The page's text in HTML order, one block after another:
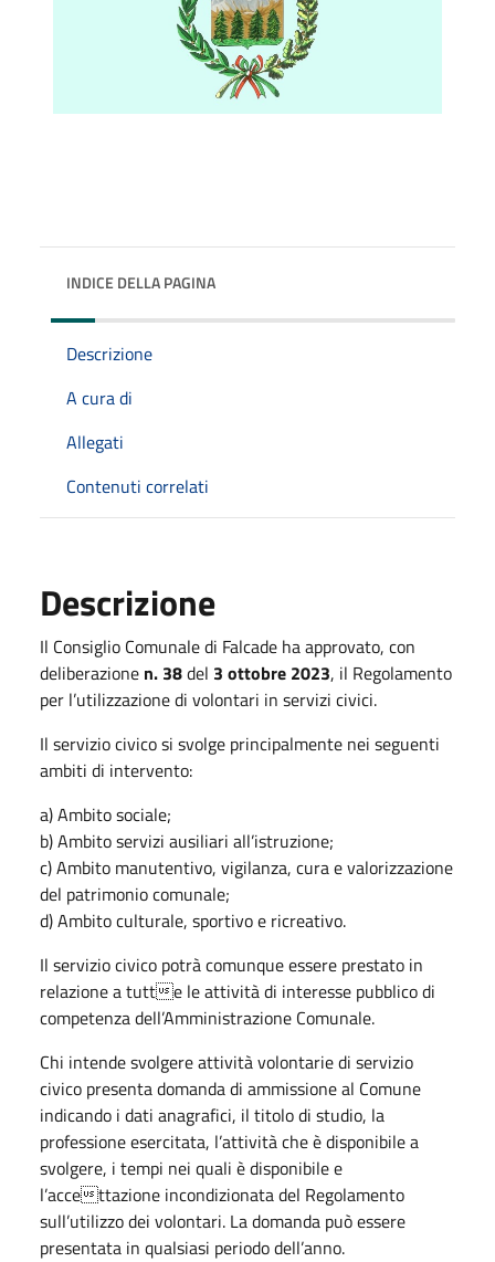
INDICE DELLA PAGINA
Descrizione
A cura di
Allegati
Contenuti correlati
Descrizione
Il Consiglio Comunale di Falcade ha approvato, con
deliberazione n. 38del 3 ottobre 2023, il Regolamento
per l’utilizzazione di volontari in servizi civici.
Il servizio civico si svolge principalmente nei seguenti
ambiti di intervento:
a) Ambito sociale;
b) Ambito servizi ausiliari all’istruzione;
c) Ambito manutentivo, vigilanza, cura e valorizzazione
del patrimonio comunale;
d) Ambito culturale, sportivo e ricreativo.
Il servizio civico potrà comunque essere prestato in
relazione a tutte le attività di interesse pubblico di
competenza dell’Amministrazione Comunale.
Chi intende svolgere attività volontarie di servizio
civico presenta domanda di ammissione al Comune
indicando i dati anagrafici, il titolo di studio, la
professione esercitata, l’attività che è disponibile a
svolgere, i tempi nei quali è disponibile e
l’accettazione incondizionata del Regolamento
sull’utilizzo dei volontari. La domanda può essere
presentata in qualsiasi periodo dell’anno.